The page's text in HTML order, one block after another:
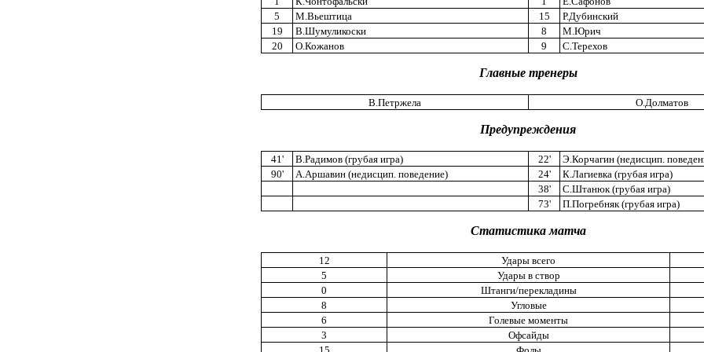
5
М.Вьештица 15
Р.Дубинский
19
В.Шумуликоски 8
М.Юрич
20
О.Кожанов 9 С.Терехов
Главные тренеры
В.Петржела О.Долматов
Предупреждения
41' В.Радимов (грубая игра) 22'
Э.Корчагин (недисцип.
90'
А.Аршавин (недисцип. поведение) 24'
К.Лагиевка (грубая игра)
38'
С.Штанюк (грубая игра)
73'
П.Погребняк (грубая игра)
Статистика матча
12 Удары всего
5
Удары в створ
0
Штанги/перекладины
8
Угловые
6
Голевые моменты
3
Офсайды